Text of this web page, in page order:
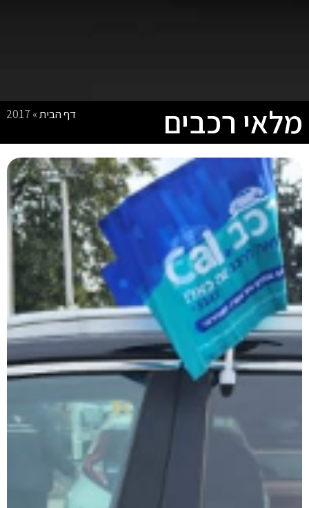
מלאי רכבים דף הבית»
2017